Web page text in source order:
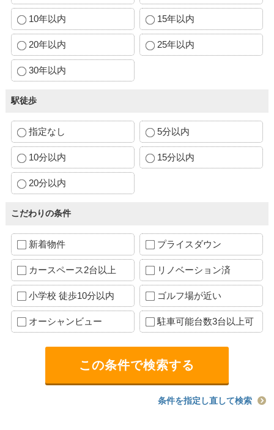
10年以内 15年以内
20年以内 25年以内
30年以内
駅徒歩
指定なし 5分以内
10分以内 15分以内
20分以内
こだわりの条件
新着物件 プライスダウン
カースペース2台以上 リノベーション済
小学校 徒歩10分以内 ゴルフ場が近い
オーシャンビュー 駐車可能台数3台以上可
条件を指定し直して検索